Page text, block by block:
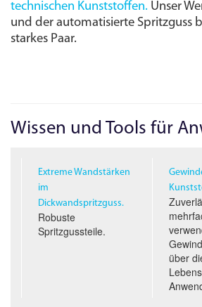
technischen Kunststoffen. Unser
und der automatisierte Spritzguss
starkes Paar.
Wissen und Tools für
Extreme Wandstärken
im
Dickwandspritzguss.
Robuste
Spritzgussteile.
über